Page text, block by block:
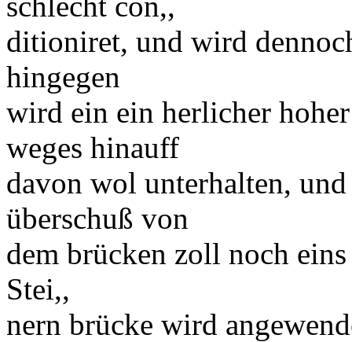
ditioniret, und wird
hingegen
wird ein ein herlicher
weges hinauff
davon wol unterhalten,
überschuß von
dem brücken zoll noch
Stei,,
nern brücke wird